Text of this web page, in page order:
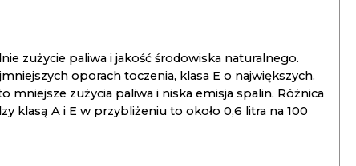
zużycie paliwa i jakość środowiska naturalnego.
oporach toczenia, klasa E o największych.
mniejsze zużycia paliwa i niska emisja spalin. Różnica
klasą A i E w przybliżeniu to około 0,6 litra na 100